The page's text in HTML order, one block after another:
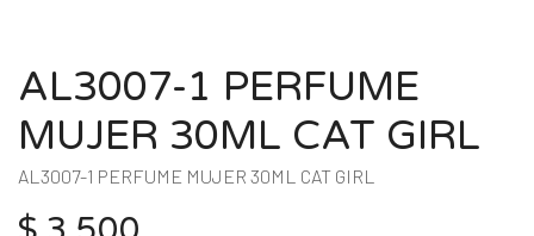
AL3007-1 PERFUME
MUJER 30ML CAT GIRL
AL3007-1 PERFUME MUJER 30ML CAT GIRL